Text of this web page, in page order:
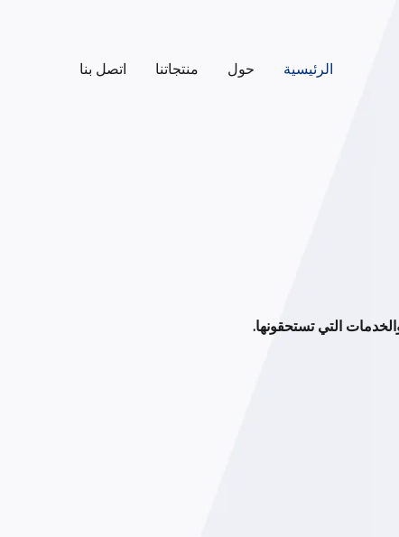
الرئيسية حول منتجاتنا اتصل بنا
التي تستحقونها.